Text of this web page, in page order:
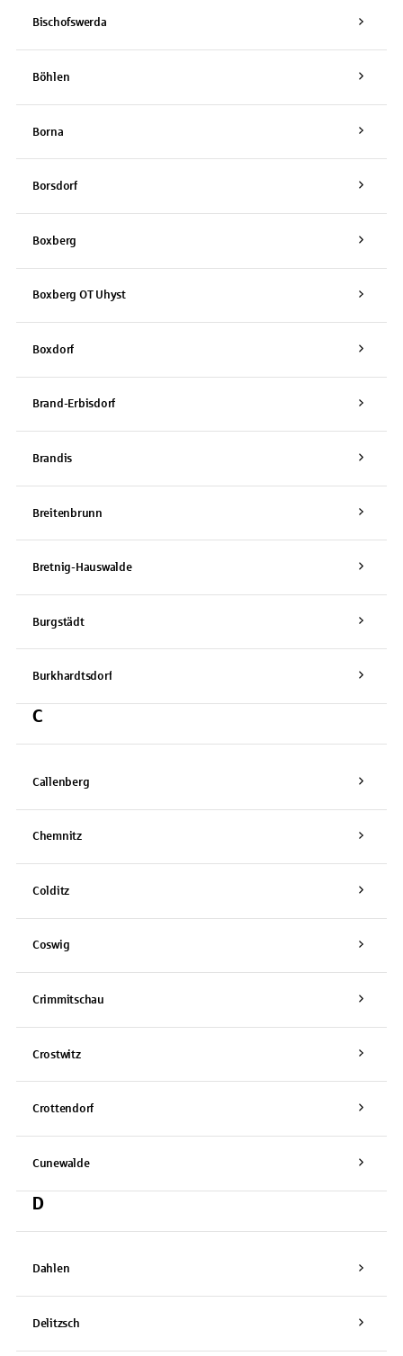
Bischofswerda
Böhlen
Borna
Borsdorf
Boxberg
Boxberg OT Uhyst
Boxdorf
Brand-Erbisdorf
Brandis
Breitenbrunn
Bretnig-Hauswalde
Burgstädt
Burkhardtsdorf
C
Callenberg
Chemnitz
Colditz
Coswig
Crimmitschau
Crostwitz
Crottendorf
Cunewalde
D
Dahlen
Delitzsch